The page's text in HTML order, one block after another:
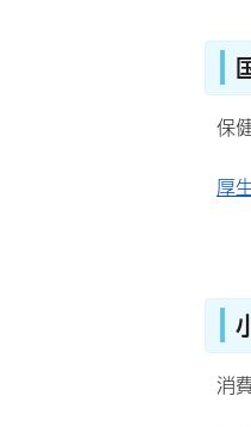
保
厚
消